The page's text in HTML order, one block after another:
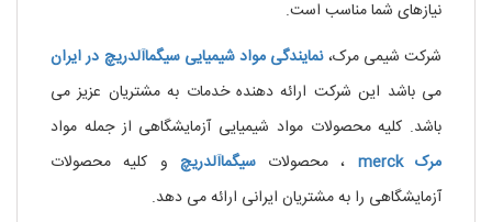
نیازهای شما مناسب است.
شرکت شیمی مرک،نمایندگی مواد شیمیایی سیگماآلدریچ در ایران
می باشد این شرکت ارائه دهنده خدمات به مشتریان عزیز می
باشد. کلیه محصولات مواد شیمیایی آزمایشگاهی از جمله مواد
مرک merck ، محصولاتسیگماآلدریچ و کلیه محصولات
آزمایشگاهی را به مشتریان ایرانی ارائه می دهد.